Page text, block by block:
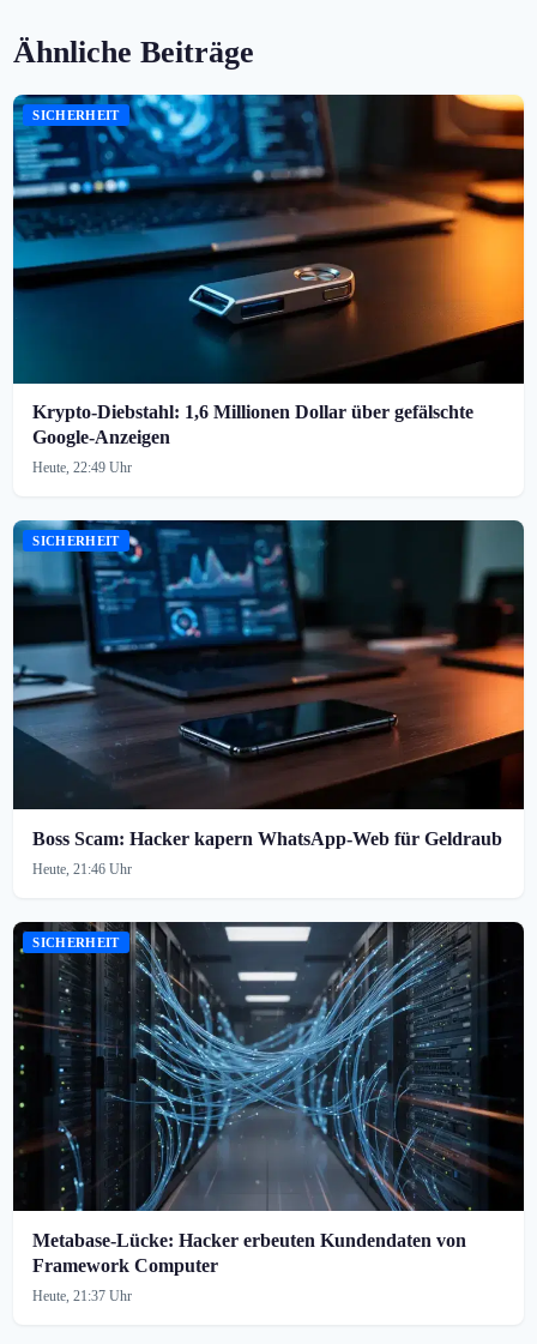
Ähnliche Beiträge
SICHERHEIT
Krypto-Diebstahl: 1,6 Millionen Dollar über gefälschte
Google-Anzeigen
Heute, 22:49 Uhr
SICHERHEIT
Boss Scam: Hacker kapern WhatsApp-Web für Geldraub
Heute, 21:46 Uhr
SICHERHEIT
Metabase-Lücke: Hacker erbeuten Kundendaten von
Framework Computer
Heute, 21:37 Uhr